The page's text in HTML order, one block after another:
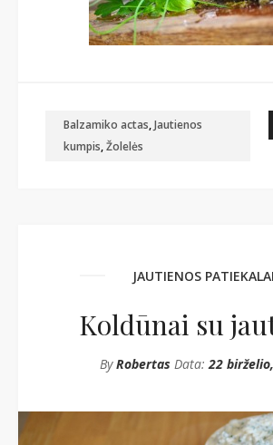
Balzamiko actas,Jautienos
kumpis,Žolelės
JAUTIENOS PATIEKALAI
Koldūnai su
ByRobertas Data:22